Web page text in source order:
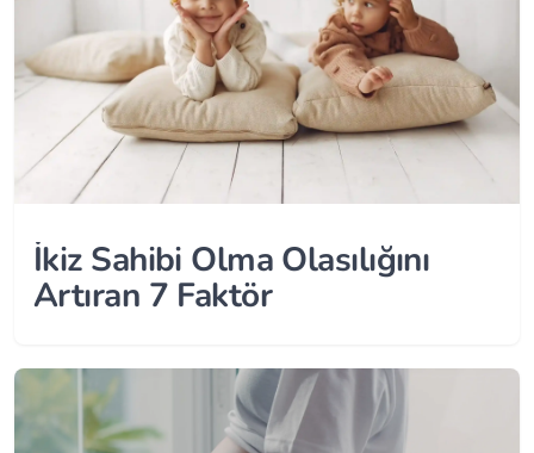
İkiz Sahibi Olma Olasılığını
Artıran 7 Faktör